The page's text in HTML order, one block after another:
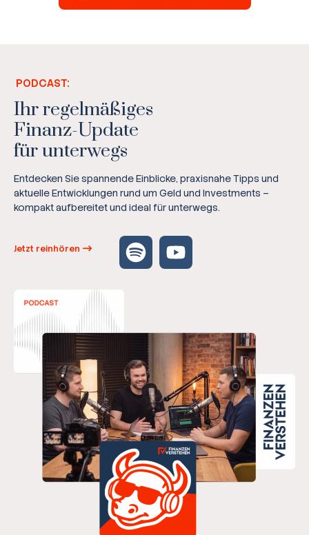
PODCAST:
Ihr regelmäßiges
Finanz-Update
für unterwegs
Entdecken Sie spannende Einblicke, praxisnahe Tipps und
aktuelle Entwicklungen rund um Geld und Investments –
kompakt aufbereitet und ideal für unterwegs.
Jetzt reinhören